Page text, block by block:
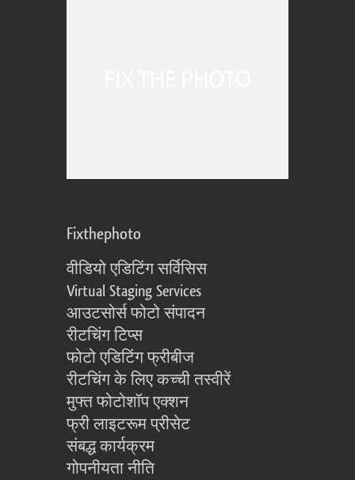
Fixthephoto
वीडियो एडिटिंग सर्विसिस
Virtual Staging Services
आउटसोर्स फोटो संपादन
रीटचिंग टिप्स
फोटो एडिटिंग फ्रीबीज
रीटचिंग के लिए कच्ची तस्वीरें
मुफ्त फोटोशॉप एक्शन
फ्री लाइटरूम प्रीसेट
संबद्ध कार्यक्रम
गोपनीयता नीति